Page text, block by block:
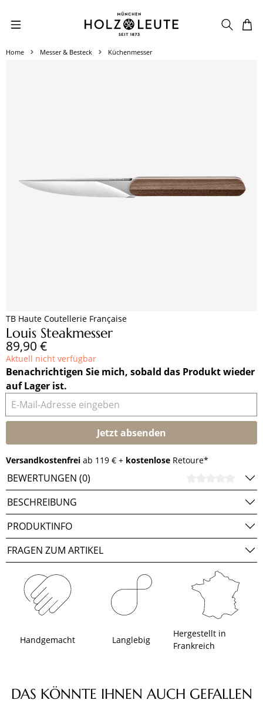
Zum Hauptinhalt springen
Home Messer & Besteck Küchenmesser
TB Haute Coutellerie Française
Louis Steakmesser
Regulärer Preis:
89,90 €
Aktuell nicht verfügbar
Benachrichtigen Sie mich, sobald das Produkt wieder
auf Lager ist.
E-Mail-Adresse eingeben
Jetzt absenden
Versandkostenfrei ab 119 € + kostenlose Retoure*
BEWERTUNGEN (0)
BESCHREIBUNG
PRODUKTINFO
FRAGEN ZUM ARTIKEL
Handgemacht Langlebig
Hergestellt in
Frankreich
Produktgalerie überspringen
DAS KÖNNTE IHNEN AUCH GEFALLEN